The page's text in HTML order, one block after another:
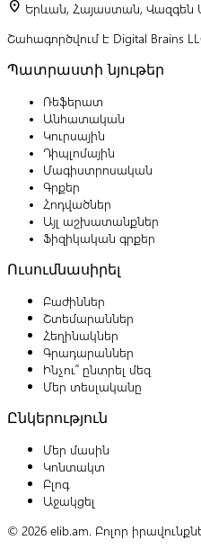
location_on Երևան, Հայաստան, Վազգեն
Շահագործվում է Digital Brains
Պատրաստի նյութեր
Ռեֆերատ
Անհատական
Կուրսային
Դիպլոմային
Մագիստրոսական
Գրքեր
Հոդվածներ
Այլ աշխատանքներ
Ֆիզիկական գրքեր
Ուսումնասիրել
Բաժիններ
Շտեմարաններ
Հեղինակներ
Գրադարաններ
Ինչու՞ ընտրել մեզ
Մեր տեսլականը
Ընկերություն
Մեր մասին
Կոնտակտ
Բլոգ
Աջակցել
© 2026 elib.am. Բոլոր